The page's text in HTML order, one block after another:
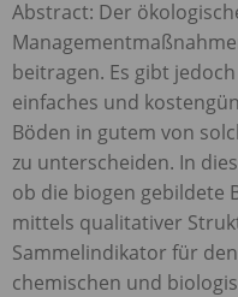
Abstract: Der
beitragen. Es gibt
einfaches und
Böden in gutem von
zu unterscheiden. In
ob die biogen gebildete
mittels qualitativer
Sammelindikator für
chemischen und